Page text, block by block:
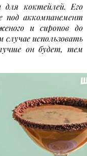
коктейлей. Его
под аккомпанемент
и сиропов до
использовать
он будет, тем